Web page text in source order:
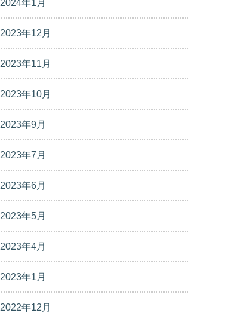
2024年1月
2023年12月
2023年11月
2023年10月
2023年9月
2023年7月
2023年6月
2023年5月
2023年4月
2023年1月
2022年12月